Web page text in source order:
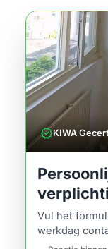
verifiedKIWA
Vul het
werkdag